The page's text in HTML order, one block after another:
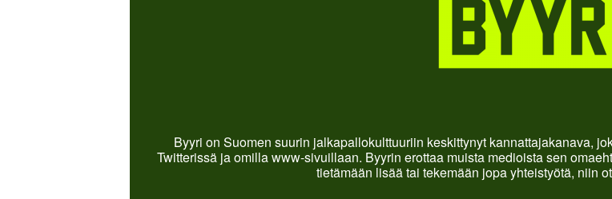
Byyri on Suomen suurin jalkapallokulttuuriin keskittynyt kannattajakanava,
Twitterissä ja omilla www-sivuillaan. Byyrin erottaa muista medioista sen
tietämään lisää tai tekemään jopa yhteistyötä, niin